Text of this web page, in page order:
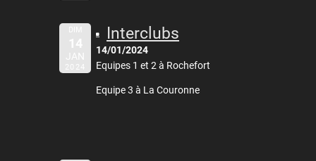
DIM
14
JAN
2024
Interclubs
14/01/2024
Equipes 1 et 2 à Rochefort
Equipe 3 à La Couronne